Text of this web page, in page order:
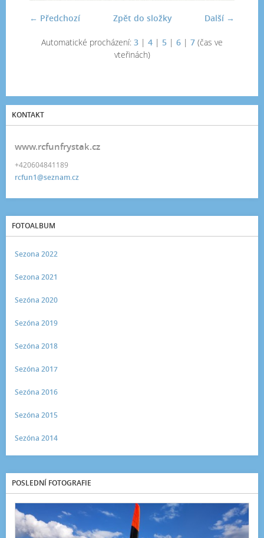
← Předchozí Další →
Zpět do složky
Automatické procházení: 3 | 4 | 5 | 6 | 7 (čas ve
vteřinách)
KONTAKT
www.rcfunfrystak.cz
+420604841189
rcfun1@seznam.cz
FOTOALBUM
Sezona 2022
Sezona 2021
Sezóna 2020
Sezóna 2019
Sezóna 2018
Sezóna 2017
Sezóna 2016
Sezóna 2015
Sezóna 2014
POSLEDNÍ FOTOGRAFIE